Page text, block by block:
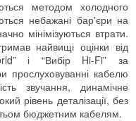
методом холодного
небажані бар'єри на
мінімізуються втрати.
найвищі оцінки від
і “Вибір Hi-Fi” за
прослуховуванні кабелю
звучання, динамічне
рівень деталізації, без
бюджетним кабелям.